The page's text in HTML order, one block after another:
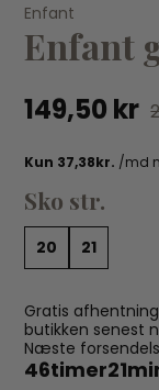
Konges Sløjd -
119,00 kr199,00 kr
Enfant
Enfant
149,50 kr
Sko str.
20 21
Gratis
butikken senest
Næste
46timer21